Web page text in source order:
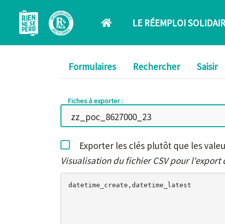
Aller au contenu principal
LE RÉEMPLOI
Formulaires Rechercher Saisir
Fiches à exporter :
Exporter les clés plutôt que les
Visualisation du fichier CSV pour l'export